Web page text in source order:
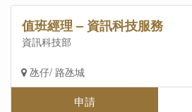
值班經理 – 資訊科技服務
資訊科技部
氹仔/ 路氹城
申請